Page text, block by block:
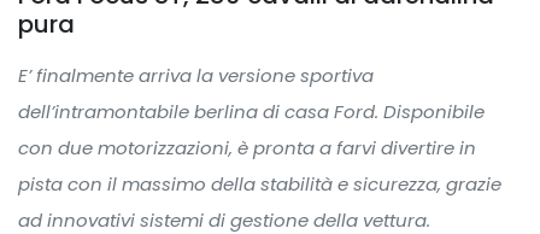
pura
E’ finalmente arriva la versione sportiva
dell’intramontabile berlina di casa Ford. Disponibile
con due motorizzazioni, è pronta a farvi divertire in
pista con il massimo della stabilità e sicurezza, grazie
ad innovativi sistemi di gestione della vettura.